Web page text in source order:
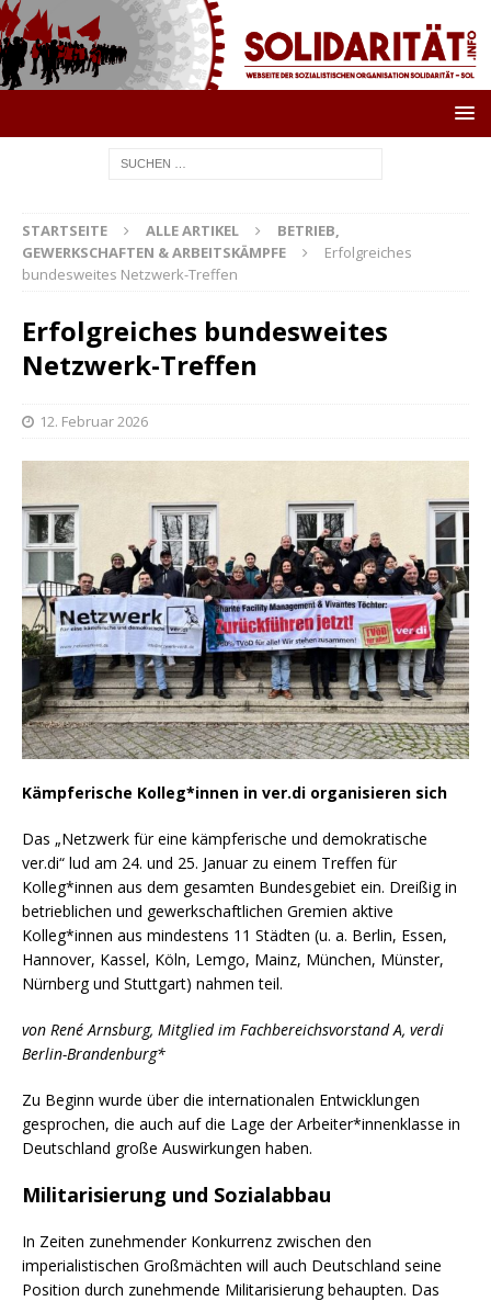
STARTSEITE ALLE ARTIKEL
BETRIEB,
GEWERKSCHAFTEN & ARBEITSKÄMPFE
Erfolgreiches
bundesweites Netzwerk-Treffen
Erfolgreiches bundesweites
Netzwerk-Treffen
12. Februar 2026
Kämpferische Kolleg*innen in ver.di organisieren sich
Das „Netzwerk für eine kämpferische und demokratische
ver.di“ lud am 24. und 25. Januar zu einem Treffen für
Kolleg*innen aus dem gesamten Bundesgebiet ein. Dreißig in
betrieblichen und gewerkschaftlichen Gremien aktive
Kolleg*innen aus mindestens 11 Städten (u. a. Berlin, Essen,
Hannover, Kassel, Köln, Lemgo, Mainz, München, Münster,
Nürnberg und Stuttgart) nahmen teil.
von René Arnsburg, Mitglied im Fachbereichsvorstand A, verdi
Berlin-Brandenburg*
Zu Beginn wurde über die internationalen Entwicklungen
gesprochen, die auch auf die Lage der Arbeiter*innenklasse in
Deutschland große Auswirkungen haben.
Militarisierung und Sozialabbau
In Zeiten zunehmender Konkurrenz zwischen den
imperialistischen Großmächten will auch Deutschland seine
Position durch zunehmende Militarisierung behaupten. Das